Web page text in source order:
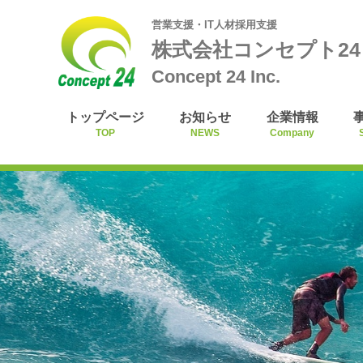
営業支援・IT人材採用支援
株式会社コンセプト24
Concept 24 Inc.
トップページ
TOP
お知らせ
NEWS
企業情報
Company